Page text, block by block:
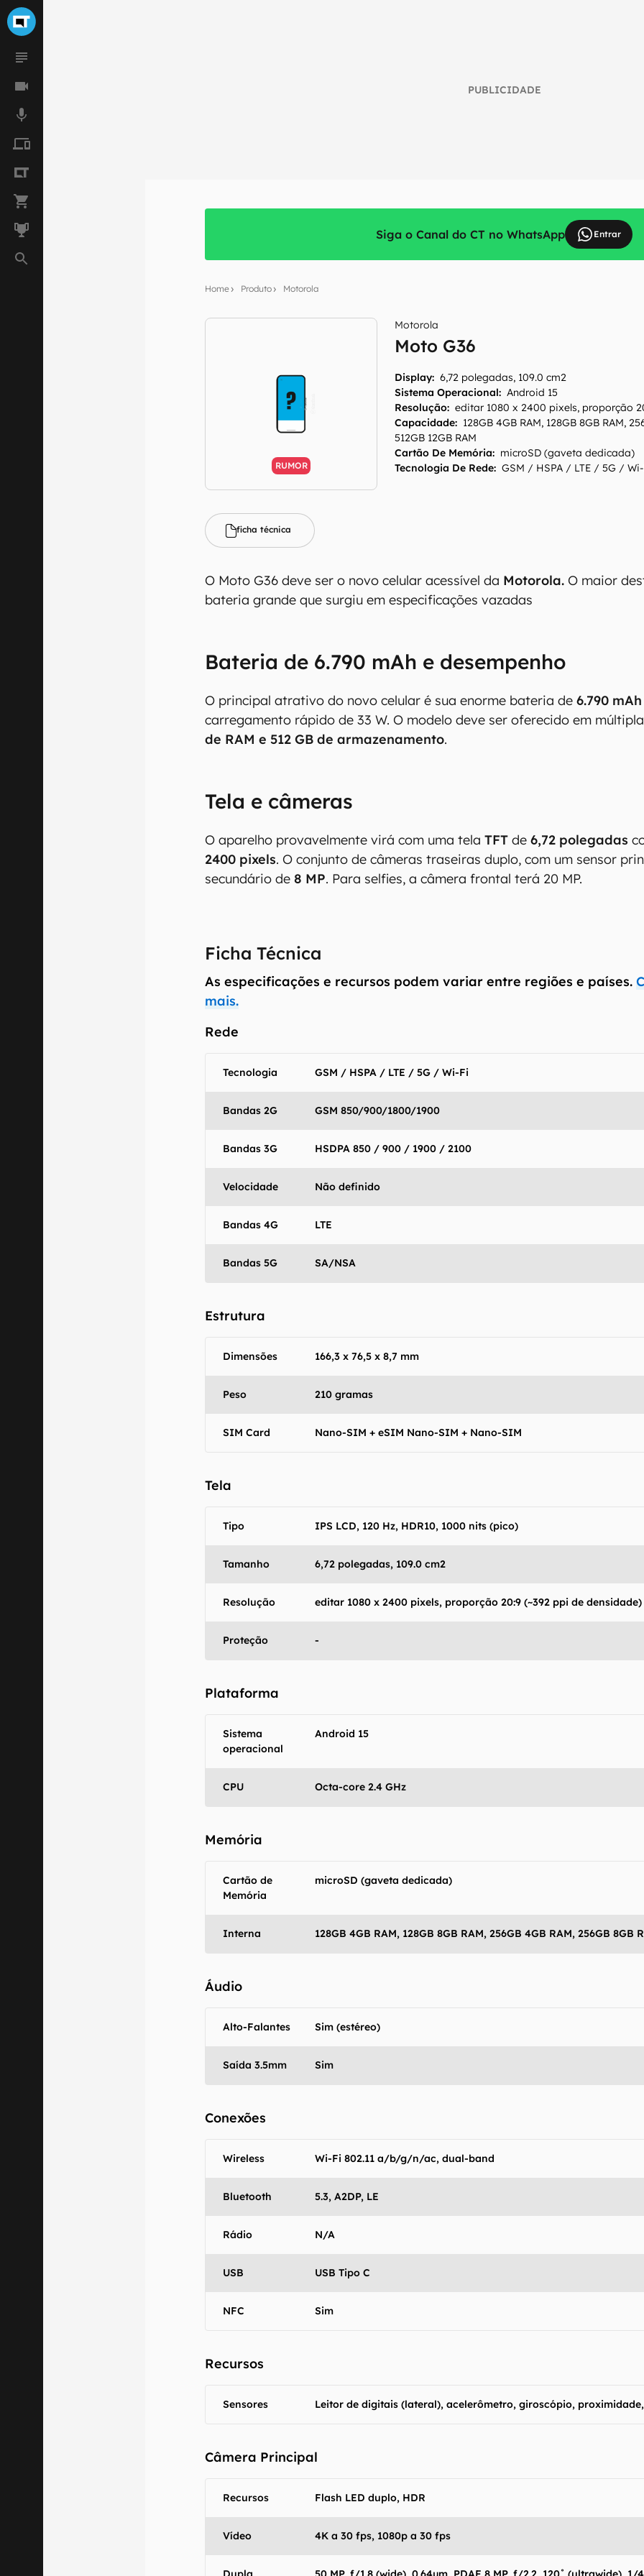
PUBLICIDADE
Siga o Canal do CT no WhatsApp Entrar
Home Produto Motorola
RUMOR
Motorola
Moto G36
Display: 6,72 polegadas, 109.0 cm2
Sistema Operacional: Android 15
Resolução: editar 1080 x 2400 pixels, proporção
Capacidade: 128GB 4GB RAM, 128GB 8GB RAM,
512GB 12GB RAM
Cartão De Memória: microSD (gaveta dedicada)
Tecnologia De Rede: GSM / HSPA / LTE / 5G /
ficha técnica
O Moto G36 deve ser o novo celular acessível da Motorola. O maior
bateria grande que surgiu em especificações vazadas
Bateria de 6.790 mAh e desempenho
O principal atrativo do novo celular é sua enorme bateria de6.790 mAh
carregamento rápido de 33 W. O modelo deve ser oferecido em
de RAM e 512 GB de armazenamento.
Tela e câmeras
O aparelho provavelmente virá com uma telaTFT de6,72 polegadas
2400 pixels. O conjunto de câmeras traseiras duplo, com um sensor
secundário de 8 MP. Para selfies, a câmera frontal terá 20 MP.
Ficha Técnica
As especificações e recursos podem variar entre regiões e países.
mais.
Rede
Tecnologia GSM / HSPA / LTE / 5G / Wi-Fi
Bandas 2G GSM 850/900/1800/1900
Bandas 3G HSDPA 850 / 900 / 1900 / 2100
Velocidade Não definido
Bandas 4G LTE
Bandas 5G SA/NSA
Estrutura
Dimensões 166,3 x 76,5 x 8,7 mm
Peso 210 gramas
SIM Card Nano-SIM + eSIM Nano-SIM + Nano-SIM
Tela
Tipo IPS LCD, 120 Hz, HDR10, 1000 nits (pico)
Tamanho 6,72 polegadas, 109.0 cm2
Resolução editar 1080 x 2400 pixels, proporção 20:9 (~392 ppi de densidade)
Proteção -
Plataforma
Sistema
operacional
Android 15
CPU Octa-core 2.4 GHz
Memória
Cartão de
Memória
microSD (gaveta dedicada)
Interna 128GB 4GB RAM, 128GB 8GB RAM, 256GB 4GB RAM, 256GB 8GB
Áudio
Alto-Falantes Sim (estéreo)
Saída 3.5mm Sim
Conexões
Wireless Wi-Fi 802.11 a/b/g/n/ac, dual-band
Bluetooth 5.3, A2DP, LE
Rádio N/A
USB USB Tipo C
NFC Sim
Recursos
Sensores Leitor de digitais (lateral), acelerômetro, giroscópio,
Câmera Principal
Recursos Flash LED duplo, HDR
Vídeo 4K a 30 fps, 1080p a 30 fps
O Canaltech mantém esforço constante para encontrar e manter
especificações e recursos podem variar entre regiões e países. Portanto,
comercializa o produto para confirmar suas características detalhadas
mesmo os resultados obtidos com o uso dessas informações. As